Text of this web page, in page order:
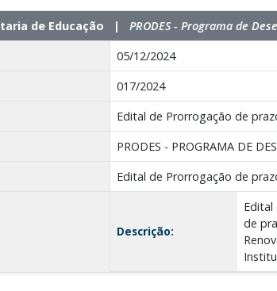
de Educação | PRODES - Programa de
05/12/2024
017/2024
Edital de Prorrogação de
PRODES - PROGRAMA DE
Edital de Prorrogação de
Descrição:
de